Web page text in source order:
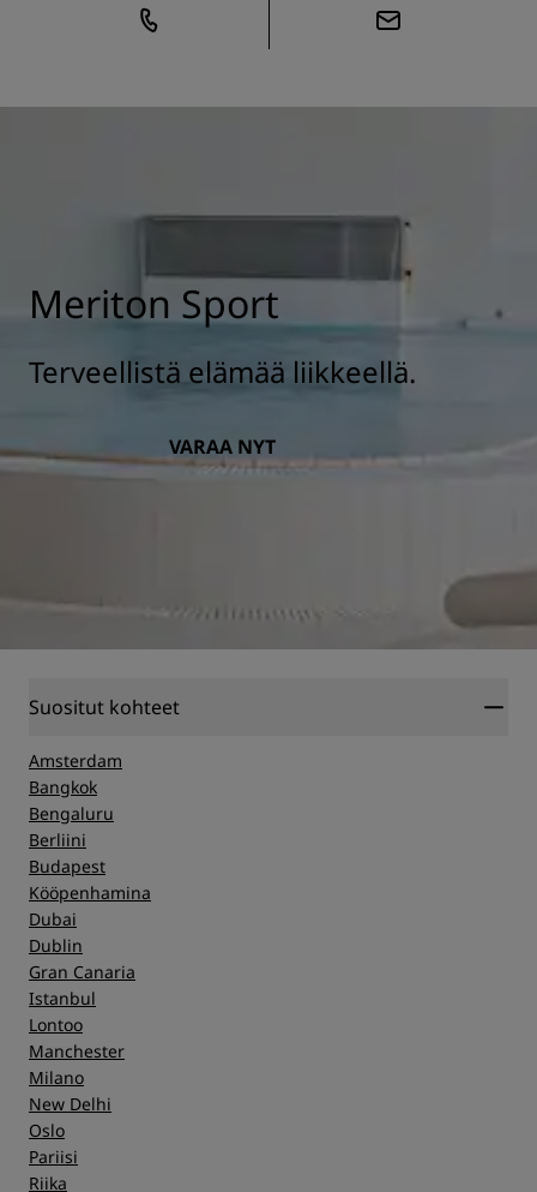
Meriton Sport
Terveellistä elämää liikkeellä.
VARAA NYT
Suositut kohteet
Amsterdam
Bangkok
Bengaluru
Berliini
Budapest
Kööpenhamina
Dubai
Dublin
Gran Canaria
Istanbul
Lontoo
Manchester
Milano
New Delhi
Oslo
Pariisi
Riika